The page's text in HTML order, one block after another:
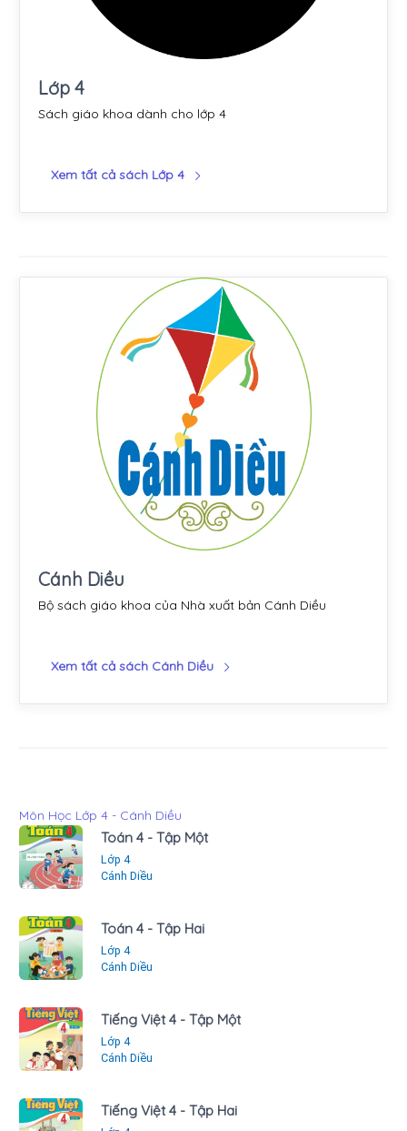
Lớp 4
Sách giáo khoa dành cho lớp 4
Xem tất cả sách Lớp 4
Cánh Diều
Bộ sách giáo khoa của Nhà xuất bản Cánh Diều
Xem tất cả sách Cánh Diều
Môn Học Lớp 4 - Cánh Diều
Toán 4 - Tập Một
Lớp 4
Cánh Diều
Toán 4 - Tập Hai
Lớp 4
Cánh Diều
Tiếng Việt 4 - Tập Một
Lớp 4
Cánh Diều
Tiếng Việt 4 - Tập Hai